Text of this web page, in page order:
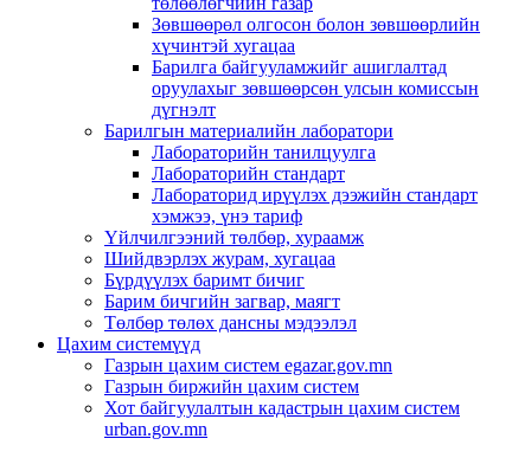
Зөвшөөрөл олгосон болон зөвшөөрлийн
хүчинтэй хугацаа
Барилга байгууламжийг ашиглалтад
оруулахыг зөвшөөрсөн улсын комиссын
дүгнэлт
Барилгын материалийн лаборатори
Лабораторийн танилцуулга
Лабораторийн стандарт
Лабораторид ирүүлэх дээжийн стандарт
хэмжээ, үнэ тариф
Үйлчилгээний төлбөр, хураамж
Шийдвэрлэх журам, хугацаа
Бүрдүүлэх баримт бичиг
Барим бичгийн загвар, маягт
Төлбөр төлөх дансны мэдээлэл
Цахим системүүд
Газрын цахим систем egazar.gov.mn
Газрын биржийн цахим систем
Хот байгуулалтын кадастрын цахим систем
urban.gov.mn